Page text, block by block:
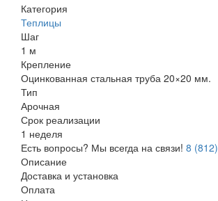
Категория
Теплицы
Шаг
1 м
Крепление
Оцинкованная стальная труба 20×20 мм.
Тип
Арочная
Срок реализации
1 неделя
Есть вопросы? Мы всегда на связи! 8
Описание
Доставка и установка
Оплата